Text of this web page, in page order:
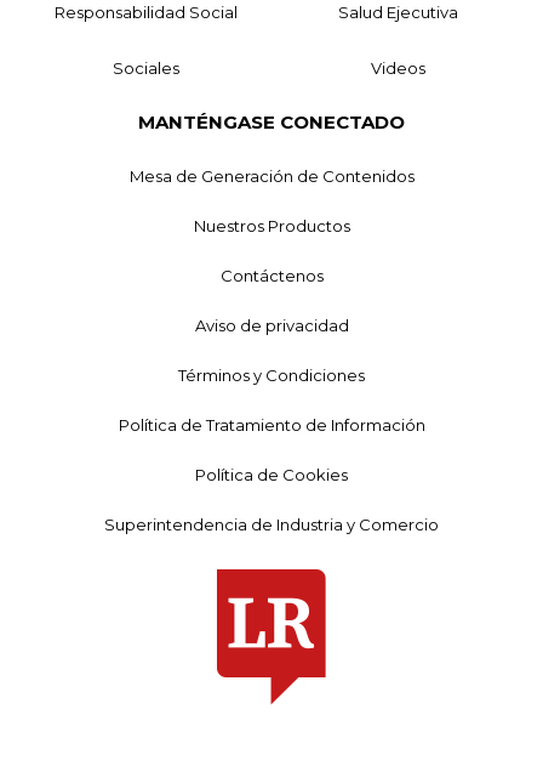
Responsabilidad Social Salud Ejecutiva
Sociales Videos
MANTÉNGASE CONECTADO
Mesa de Generación de Contenidos
Nuestros Productos
Contáctenos
Aviso de privacidad
Términos y Condiciones
Política de Tratamiento de Información
Política de Cookies
Superintendencia de Industria y Comercio